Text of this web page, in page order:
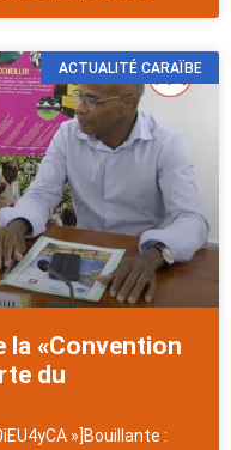
ACTUALITÉ CARAÏBE
la «Convention
du
»]Bouillante :